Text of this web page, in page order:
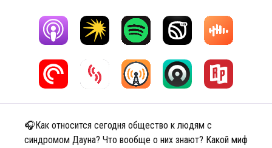
🎧Как относится сегодня общество к людям с
синдромом Дауна? Что вообще о них знают? Какой миф